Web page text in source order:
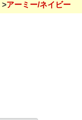
アーミー/ネイビー